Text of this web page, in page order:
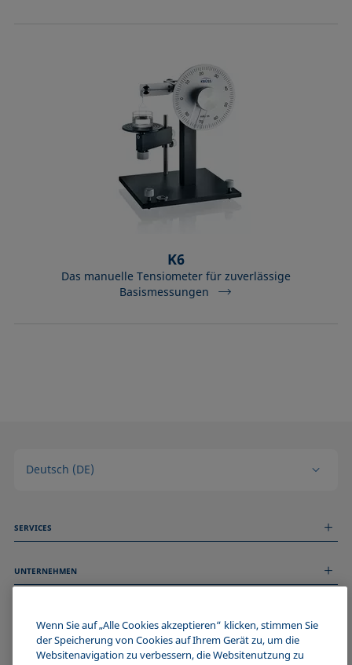
K6
Das manuelle Tensiometer für zuverlässige
Basismessungen
Deutsch (DE)
SERVICES
Technischer Service
UNTERNEHMEN
Stellenangebote
Events
Impressum
Datenschutzerklärung
WERDE TEIL DER KRÜSS COMMUNITY
Wenn Sie auf „Alle Cookies akzeptieren“ klicken, stimmen Sie
der Speicherung von Cookies auf Ihrem Gerät zu, um die
Websitenavigation zu verbessern, die Websitenutzung zu